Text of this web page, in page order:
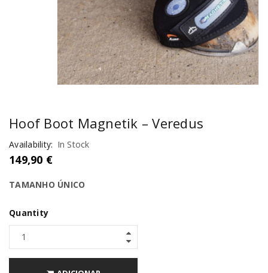
Hoof Boot Magnetik – Veredus
Availability: In Stock
149,90 €
TAMANHO ÚNICO
Quantity